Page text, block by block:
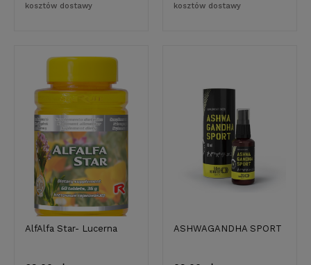
kosztów dostawy
kosztów dostawy
AlfAlfa Star- Lucerna ASHWAGANDHA SPORT